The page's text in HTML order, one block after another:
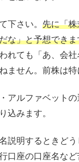
下さい。 先に「
な」と予想できま
れても「あ、会
ません。前株は
アルファベット
込みます。
説明するときど
口座の口座名な